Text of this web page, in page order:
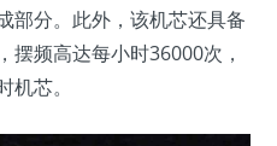
部分。此外，该机芯还具备
摆频高达每小时36000次，
芯。